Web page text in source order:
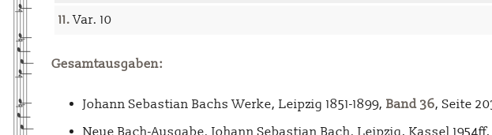
11.Var. 10
Gesamtausgaben:
Johann Sebastian Bachs Werke, Leipzig 1851-1899, Band 36, Seite